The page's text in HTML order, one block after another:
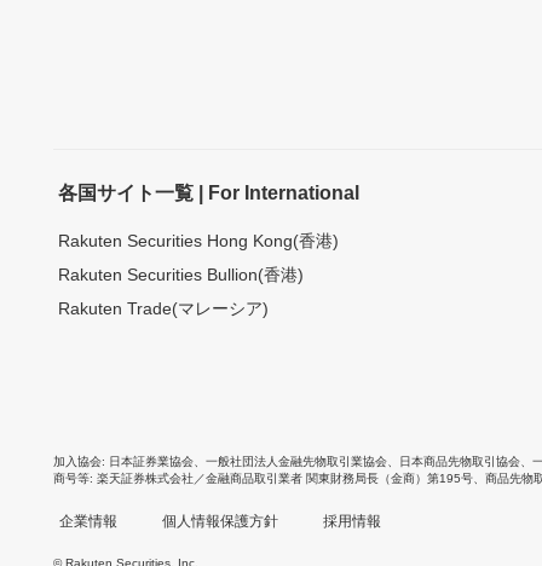
各国サイト一覧 | For International
Rakuten Securities Hong Kong(香港)
Rakuten Securities Bullion(香港)
Rakuten Trade(マレーシア)
加入協会 日本証券業協会 一般社団法人金融先物取引業協会 日本商品先物取引協会
商号等 楽天証券株式会社／金融商品取引業者 関東財務局長（金商）第195号、商品先物
企業情報 個人情報保護方針 採用情報
© Rakuten Securities, Inc.